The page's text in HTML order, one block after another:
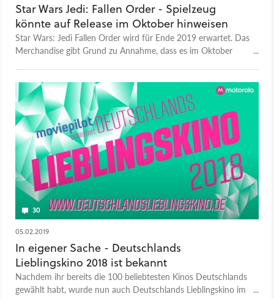
Star Wars Jedi: Fallen Order - Spielzeug
könnte auf Release im Oktober hinweisen
Star Wars: Jedi Fallen Order wird für Ende 2019 erwartet. Das
Merchandise gibt Grund zu Annahme, dass es im Oktober
30
05.02.2019
In eigener Sache - Deutschlands
Lieblingskino 2018 ist bekannt
Nachdem ihr bereits die 100 beliebtesten Kinos Deutschlands
gewählt habt, wurde nun auch Deutschlands Lieblingskino im